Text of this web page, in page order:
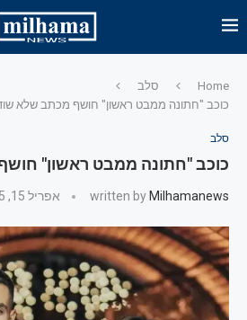
Home
סלב
כוכב "חתונה ממבט ראשון" חושף מכתב שלא
סלב
כוכב "חתונה ממבט ראשון"
written by Milhamanews אפריל 15, 2025